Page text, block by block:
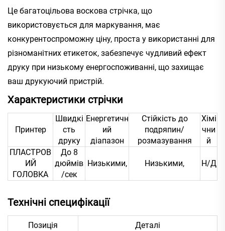
Це багатоцільова воскова стрічка, що
використовується для маркування, має
конкурентоспроможну ціну, проста у використанні для
різноманітних етикеток, забезпечує чудливий ефект
друку при низькому енергоспоживанні, що захищає
ваш друкуючий пристрій.
Характеристики стрічки
Принтер
Швидкі
сть
друку
Енергетичн
ий
діапазон
Стійкість до
подряпин/
розмазування
Хімі
чни
й
ПЛАСТРОВ
ИЙ
ГОЛОВКА
До 8
дюймів
/сек
Низькими, Низькими, Н/Д
Технічні специфікації
Позиція Деталі